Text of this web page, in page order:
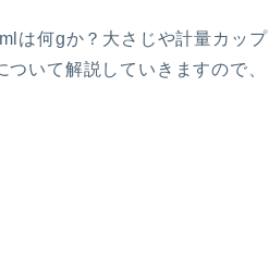
は何gか？大さじや計量カップ
いて解説していきますので、